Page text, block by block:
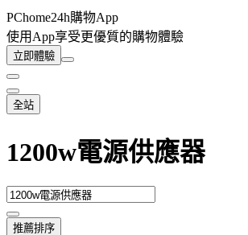
PChome24h購物App
使用App享受更優質的購物體驗
立即體驗
全站
1200w電源供應器
推薦排序